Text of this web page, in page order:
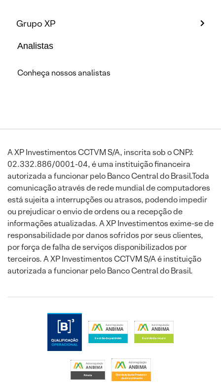
Grupo XP
Analistas
Conheça nossos analistas
A XP Investimentos CCTVM S/A, inscrita sob o CNPJ:
02.332.886/0001-04, é uma instituição financeira
autorizada a funcionar pelo Banco Central do Brasil.Toda
comunicação através de rede mundial de computadores
está sujeita a interrupções ou atrasos, podendo impedir
ou prejudicar o envio de ordens ou a recepção de
informações atualizadas. A XP Investimentos exime-se de
responsabilidade por danos sofridos por seus clientes,
por força de falha de serviços disponibilizados por
terceiros. A XP Investimentos CCTVM S/A é instituição
autorizada a funcionar pelo Banco Central do Brasil.